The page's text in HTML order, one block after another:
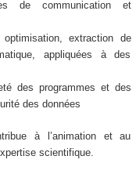
de communication et
extraction de
appliquées à des
des programmes et des
des données
à l’animation et au
scientifique.